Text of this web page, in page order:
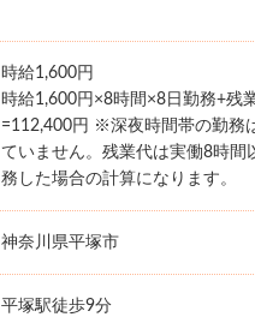
時給1,600円
時給1,600円×8時間×8日勤務+残
=112,400円 ※深夜時間帯の勤務
ていません。残業代は実働8時間
務した場合の計算になります。
神奈川県平塚市
平塚駅徒歩9分